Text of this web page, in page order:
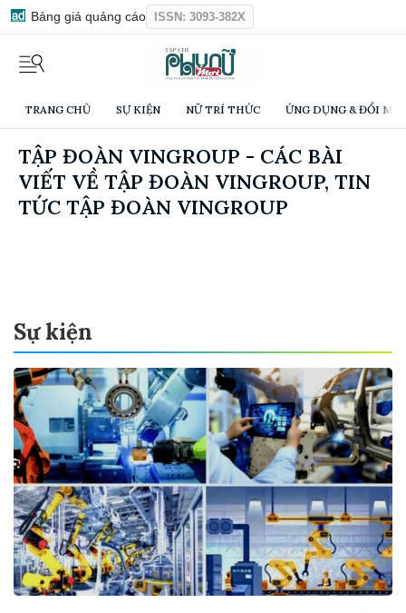
Bảng giá quảng cáo ISSN: 3093-382X
TRANG CHỦ SỰ KIỆN NỮ TRÍ THỨC ỨNG DỤNG & ĐỔI
TẬP ĐOÀN VINGROUP - CÁC BÀI
VIẾT VỀ TẬP ĐOÀN VINGROUP, TIN
TỨC TẬP ĐOÀN VINGROUP
Sự kiện